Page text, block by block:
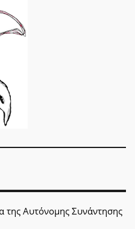
της Αυτόνομης Συνάντησης